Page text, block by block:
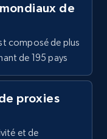
de
composé de plus
de 195 pays
proxies
et de